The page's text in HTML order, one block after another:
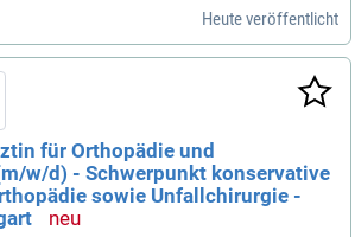
und gewinnend. Sie schätzen die Zus
und haben bereits Zusatzqualifikatio
oder Manuelle Therapie erworben oder i
Wir bieten Ihnen flexible Vertragsge
in Teil- als auch Vollzeit, mit geregelten
Nachtdienste. Nutzen Sie spannend
Gestaltungsmöglichkeiten, um Ihre Fäh
Profitieren Sie von unserem deutschla
Experten*innen und gestal
aktiv mit.
Heute veröffentlicht
für Orthopädie und
w/d) - Schwerpunkt konservative
sowie Unfallchirurgie -